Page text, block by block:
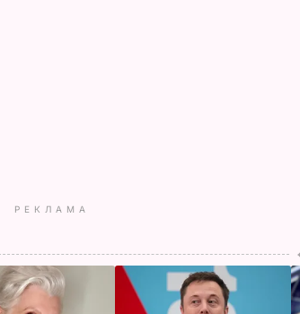
РЕКЛАМА